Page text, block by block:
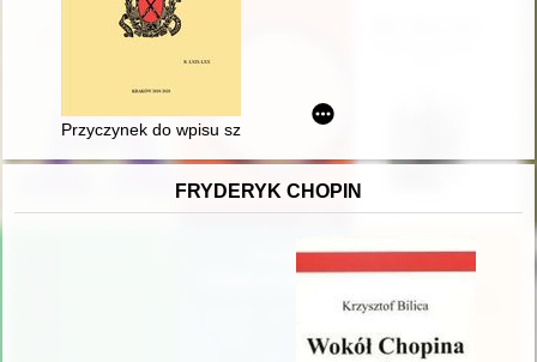
Przyczynek do wpisu sztambuchowego Jerzego Wilhelma
FRYDERYK CHOPIN